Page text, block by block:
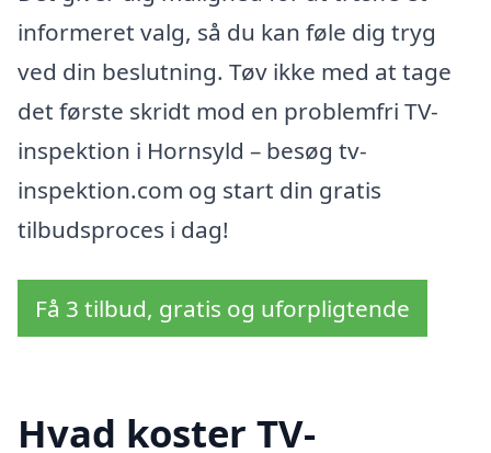
informeret valg, så du kan føle dig tryg
ved din beslutning. Tøv ikke med at tage
det første skridt mod en problemfri TV-
inspektion i Hornsyld – besøg tv-
inspektion.com og start din gratis
tilbudsproces i dag!
Få 3 tilbud, gratis og uforpligtende
Hvad koster TV-